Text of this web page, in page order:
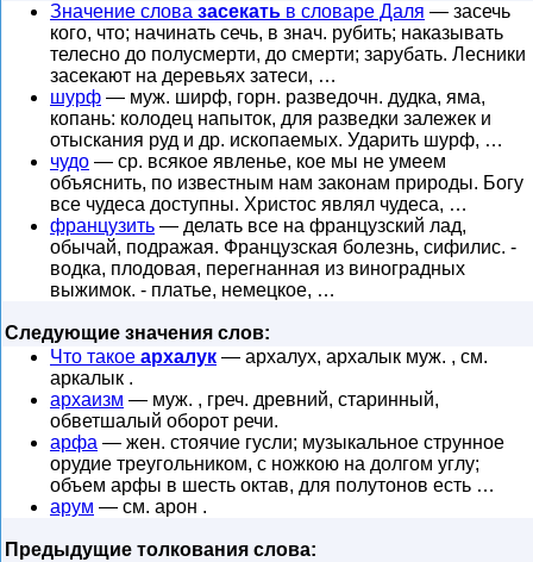
Значение слова засекать в словаре Даля — засечь
кого, что; начинать сечь, в знач. рубить; наказывать
телесно до полусмерти, до смерти; зарубать. Лесники
засекают на деревьях затеси, …
шурф — муж. ширф, горн. разведочн. дудка, яма,
копань: колодец напыток, для разведки залежек и
отыскания руд и др. ископаемых. Ударить шурф, …
чудо — ср. всякое явленье, кое мы не умеем
объяснить, по известным нам законам природы. Богу
все чудеса доступны. Христос являл чудеса, …
французить — делать все на французский лад,
обычай, подражая. Французская болезнь, сифилис. -
водка, плодовая, перегнанная из виноградных
выжимок. - платье, немецкое, …
Следующие значения слов:
Что такое архалук — архалух, архалык муж. , см.
аркалык .
архаизм — муж. , греч. древний, старинный,
обветшалый оборот речи.
арфа — жен. стоячие гусли; музыкальное струнное
орудие треугольником, с ножкою на долгом углу;
объем арфы в шесть октав, для полутонов есть …
арум — см. арон .
Предыдущие толкования слова: